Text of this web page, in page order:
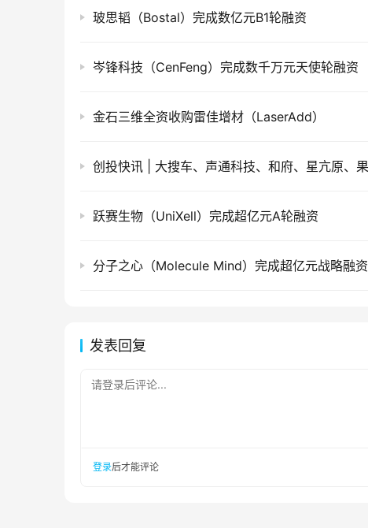
玻思韬（Bostal）完成数亿元B1轮融资
岑锋科技（CenFeng）完成数千万元天使轮融资
金石三维全资收购雷佳增材（LaserAdd）
跃赛生物（UniXell）完成超亿元A轮融资
分子之心（Molecule Mind）完成超亿元战略融资
发表回复
请登录后评论...
登录后才能评论